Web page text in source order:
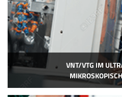
VNT/VTG IM